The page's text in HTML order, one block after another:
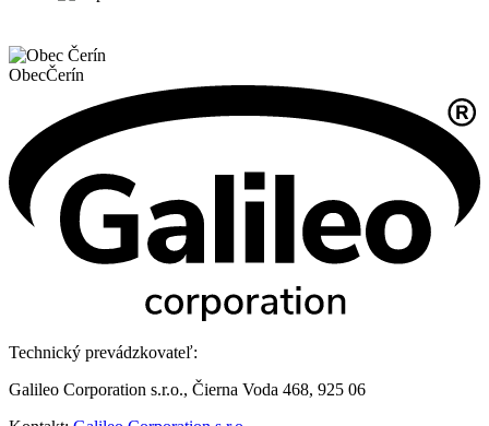
ObecČerín
Technický prevádzkovateľ:
Galileo Corporation s.r.o., Čierna Voda 468, 925 06